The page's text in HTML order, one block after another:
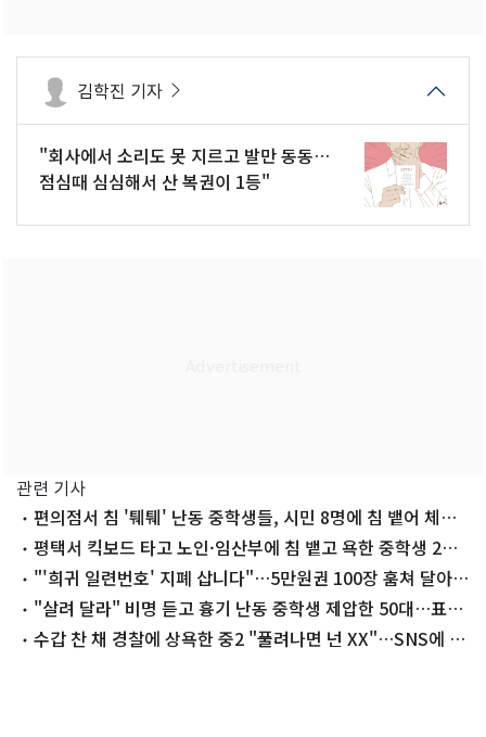
김학진 기자
"회사에서 소리도 못 지르고 발만 동동…
점심때 심심해서 산 복권이 1등"
관련 기사
편의점서 침 '퉤퉤' 난동 중학생들, 시민 8명에 침 뱉어 체
포…또 '촉법'
평택서 킥보드 타고 노인·임산부에 침 뱉고 욕한 중학생 2명
검거"'희귀 일련번호' 지폐 삽니다"…5만원권 100장 훔쳐 달아난
10대들
"살려 달라" 비명 듣고 흉기 난동 중학생 제압한 50대…표창
수여수갑 찬 채 경찰에 상욕한 중2 "풀려나면 넌 XX"…SNS에 직